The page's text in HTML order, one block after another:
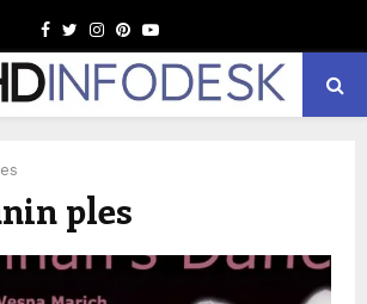
Facebook
TwitterInstagram
Pinterest
Youtube
ples